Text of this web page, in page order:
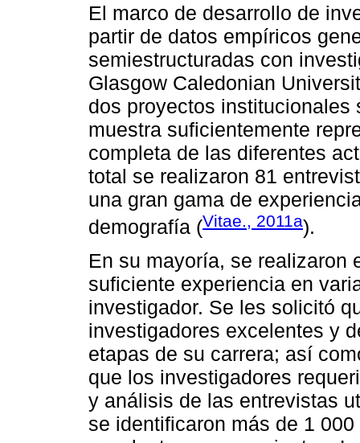
El marco de desarrollo de
partir de datos empíricos
semiestructuradas con
Glasgow Caledonian
dos proyectos institucionales
muestra suficientemente
completa de las diferentes
total se realizaron 81
una gran gama de
demografía (Vitae., 2011a).
En su mayoría, se realizaron
suficiente experiencia en
investigador. Se les solicitó
investigadores excelentes y
etapas de su carrera; así
que los investigadores
y análisis de las entrevistas
se identificaron más de 1